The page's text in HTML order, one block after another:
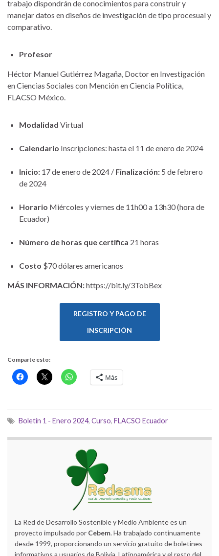
trabajo dispondrán de conocimientos para construir y
manejar datos en diseños de investigación de tipo procesual y
comparativo.
Profesor
Héctor Manuel Gutiérrez Magaña, Doctor en Investigación
en Ciencias Sociales con Mención en Ciencia Política,
FLACSO México.
Modalidad Virtual
Calendario Inscripciones: hasta el 11 de enero de 2024
Inicio: 17 de enero de 2024 / Finalización: 5 de febrero
de 2024
Horario Miércoles y viernes de 11h00 a 13h30 (hora de
Ecuador)
Número de horas que certifica 21 horas
Costo $70 dólares americanos
MÁS INFORMACIÓN:https://bit.ly/3TobBex
REGISTRO Y PAGO DE
INSCRIPCIÓN
Comparte esto:
Más
Boletín 1 - Enero 2024, Curso, FLACSO Ecuador
La Red de Desarrollo Sostenible y Medio Ambiente es un
proyecto impulsado por Cebem. Ha trabajado continuamente
desde 1999, proporcionando un servicio gratuito de boletines